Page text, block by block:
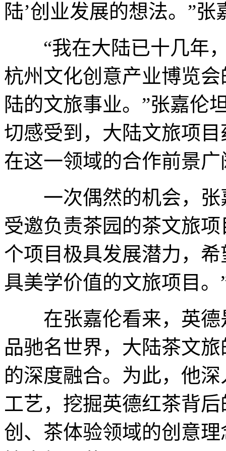
陆’创业发展的想法。”张
“我在大陆已十几年，
杭州文化创意产业博览
陆的文旅事业。”张嘉伦
切感受到，大陆文旅项
在这一领域的合作前景
一次偶然的机会，张
受邀负责茶园的茶文旅
个项目极具发展潜力，
具美学价值的文旅项目。
在张嘉伦看来，英德
品驰名世界，大陆茶文
的深度融合。为此，他
工艺，挖掘英德红茶背
创、茶体验领域的创意